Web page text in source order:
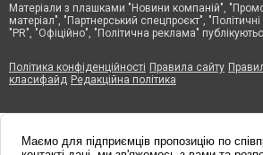
Матеріали з плашками "Новини компаній",
матеріал", "Партнерський спецпроєкт",
"PR", "Офіційно", "Політична реклама"
Політика конфіденційності Правила сайту
класифайд Редакційна політика
Маємо для підприємців пропозицію по